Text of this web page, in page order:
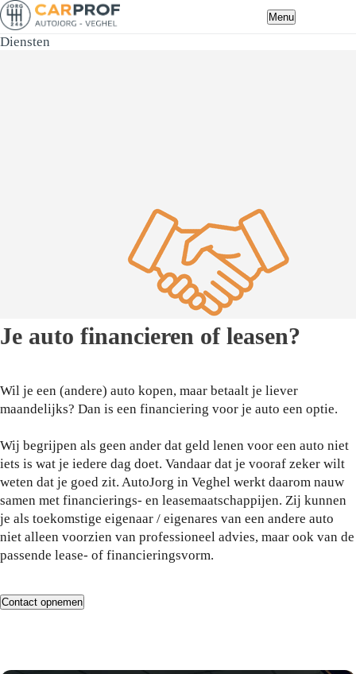
Menu
Diensten
Je auto financieren of leasen?
Wil je een (andere) auto kopen, maar betaalt je liever
maandelijks? Dan is een financiering voor je auto een optie.
Wij begrijpen als geen ander dat geld lenen voor een auto niet
iets is wat je iedere dag doet. Vandaar dat je vooraf zeker wilt
weten dat je goed zit. AutoJorg in Veghel werkt daarom nauw
samen met financierings- en leasemaatschappijen. Zij kunnen
je als toekomstige eigenaar / eigenares van een andere auto
niet alleen voorzien van professioneel advies, maar ook van de
passende lease- of financieringsvorm.
Contact opnemen